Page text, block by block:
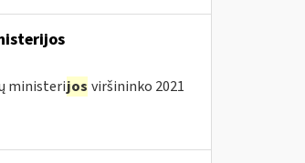
ministerijos viršininko 2021